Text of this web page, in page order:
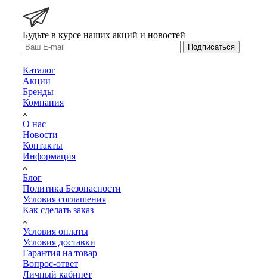
Будьте в курсе наших акций и новостей
Подписаться
Каталог
Акции
Бренды
Компания
О нас
Новости
Контакты
Информация
Блог
Политика Безопасности
Условия соглашения
Как сделать заказ
Условия оплаты
Условия доставки
Гарантия на товар
Вопрос-ответ
Личный кабинет